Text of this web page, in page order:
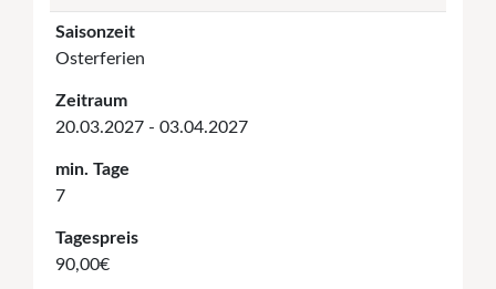
Saisonzeit
Osterferien
Zeitraum
20.03.2027 - 03.04.2027
min. Tage
7
Tagespreis
90,00€